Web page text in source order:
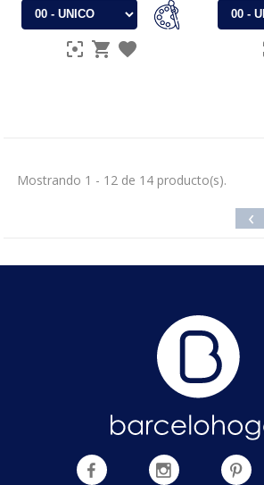
Mostrando 1 - 12 de 14 producto(s).
‹